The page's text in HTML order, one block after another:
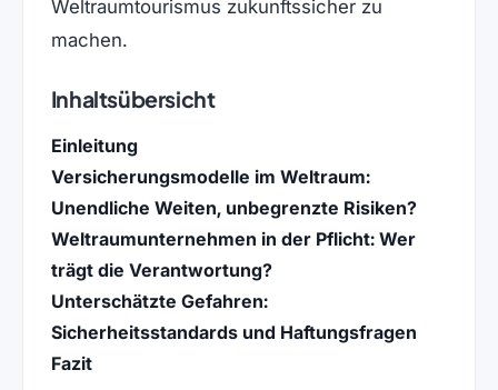
Weltraumtourismus zukunftssicher zu
machen.
Inhaltsübersicht
Einleitung
Versicherungsmodelle im Weltraum:
Unendliche Weiten, unbegrenzte Risiken?
Weltraumunternehmen in der Pflicht: Wer
trägt die Verantwortung?
Unterschätzte Gefahren:
Sicherheitsstandards und Haftungsfragen
Fazit